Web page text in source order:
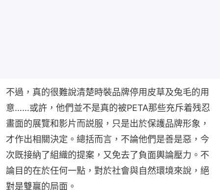
不過，真的很難說清楚時裝品牌停用皮草及兔毛的用
意……或許，他們並不是真的被PETA那些充斥着残忍
畫面的展覽和影片而説服，只是出於保護品牌形象，
才作出相關決定。總括而言，不論他們是善是惡，今
次既接納了組織的提案，又免去了負面輿論壓力。不
論目的在於任何一點，對於社會與自然環境來說，絕
對是雙贏的局面。